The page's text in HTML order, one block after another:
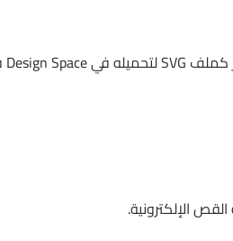
الإلكترونية.